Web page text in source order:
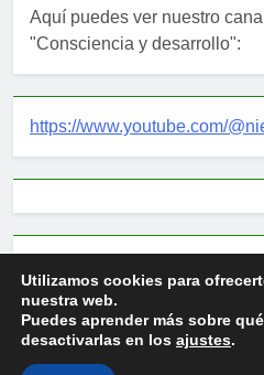
Aquí puedes ver nuestro
"Consciencia y desarrollo":
https://www.youtube.com/
Newsmatic - Tema de
Utilizamos cookies para
nuestra web.
Puedes aprender más sobre
desactivarlas en los ajustes.